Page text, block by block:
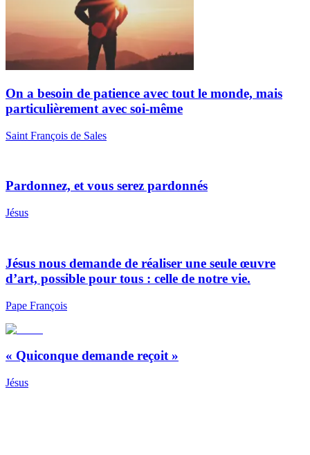
On a besoin de patience avec tout le monde, mais
particulièrement avec soi-même
Saint François de Sales
Pardonnez, et vous serez pardonnés
Jésus
Jésus nous demande de réaliser une seule œuvre
d’art, possible pour tous : celle de notre vie.
Pape François
« Quiconque demande reçoit »
Jésus